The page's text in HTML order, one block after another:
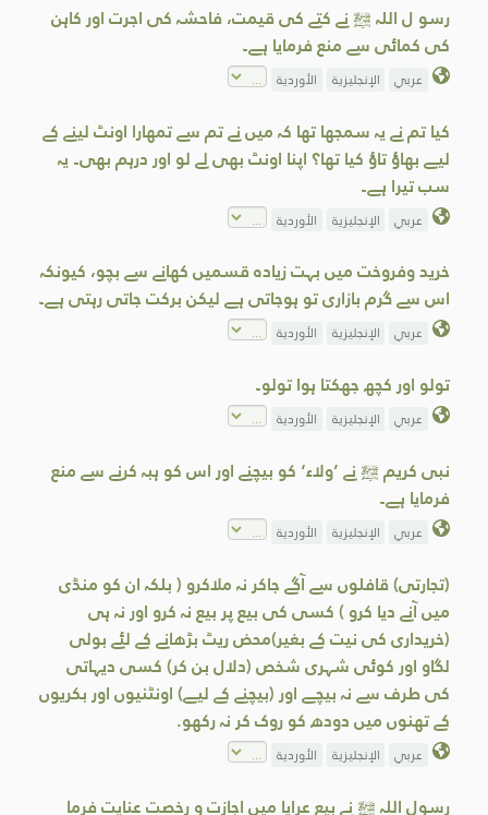
رسو ل اللہ ﷺ نے کتے کی قیمت، فاحشہ کی اجرت اور کاہن
کی کمائی سے منع فرمایا ہے۔
عربي الإنجليزية الأوردية
کیا تم نے یہ سمجھا تھا کہ میں نے تم سے تمھارا اونٹ لینے کے
لیے بھاؤ تاؤ کیا تھا؟ اپنا اونٹ بھی لے لو اور درہم بھی۔ یہ
سب تیرا ہے۔
عربي الإنجليزية الأوردية
خرید وفروخت میں بہت زیادہ قسمیں کھانے سے بچو، کیونکہ
اس سے گرم بازاری تو ہوجاتی ہے لیکن برکت جاتی رہتی ہے۔
عربي الإنجليزية الأوردية
تولو اور کچھ جھکتا ہوا تولو۔
عربي الإنجليزية الأوردية
نبی کریم ﷺ نے ’ولاء‘ کو بیچنے اور اس کو ہبہ کرنے سے منع
فرمایا ہے۔
عربي الإنجليزية الأوردية
(تجارتی) قافلوں سے آگے جاکر نہ ملاکرو ( بلکہ ان کو منڈی
میں آنے دیا کرو ) کسی کی بیع پر بیع نہ کرو اور نہ ہی
(خریداری کی نیت کے بغیر)محض ریٹ بڑھانے کے لئے بولی
لگاو اور کوئی شہری شخص (دلال بن کر) کسی دیہاتی
کی طرف سے نہ بیچے اور (بیچنے کے لیے) اونٹنیوں اور بکریوں
کے تھنوں میں دودھ کو روک کر نہ رکھو.
عربي الإنجليزية الأوردية
رسول اللہ ﷺ نے بیعِ عرایا میں اجازت و رخصت عنایت فرما